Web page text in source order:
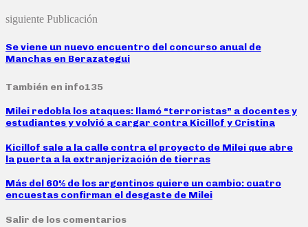
siguiente Publicación
Se viene un nuevo encuentro del concurso anual de
Manchas en Berazategui
También en info135
Milei redobla los ataques: llamó “terroristas” a docentes y
estudiantes y volvió a cargar contra Kicillof y Cristina
Kicillof sale a la calle contra el proyecto de Milei que abre
la puerta a la extranjerización de tierras
Más del 60% de los argentinos quiere un cambio: cuatro
encuestas confirman el desgaste de Milei
Salir de los comentarios